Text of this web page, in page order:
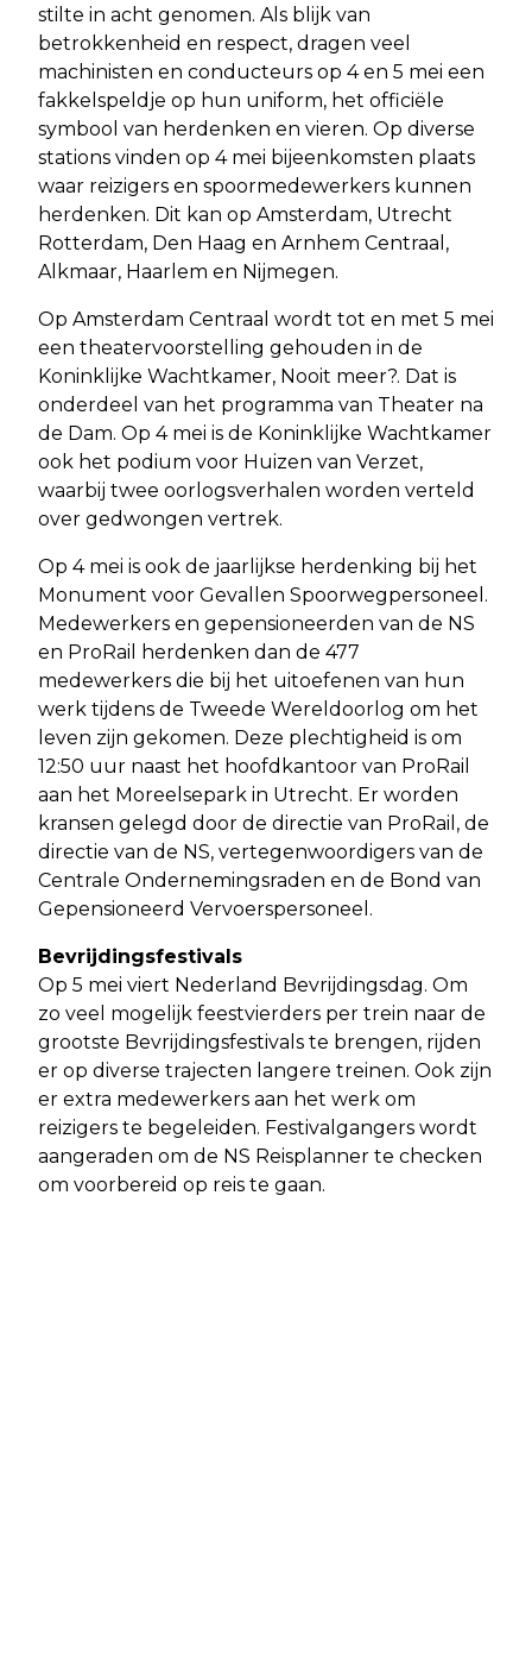
stilte in acht genomen. Als blijk van
betrokkenheid en respect, dragen veel
machinisten en conducteurs op 4 en 5 mei een
fakkelspeldje op hun uniform, het officiële
symbool van herdenken en vieren. Op diverse
stations vinden op 4 mei bijeenkomsten plaats
waar reizigers en spoormedewerkers kunnen
herdenken. Dit kan op Amsterdam, Utrecht
Rotterdam, Den Haag en Arnhem Centraal,
Alkmaar, Haarlem en Nijmegen.
Op Amsterdam Centraal wordt tot en met 5 mei
een theatervoorstelling gehouden in de
Koninklijke Wachtkamer, Nooit meer?. Dat is
onderdeel van het programma van Theater na
de Dam. Op 4 mei is de Koninklijke Wachtkamer
ook het podium voor Huizen van Verzet,
waarbij twee oorlogsverhalen worden verteld
over gedwongen vertrek.
Op 4 mei is ook de jaarlijkse herdenking bij het
Monument voor Gevallen Spoorwegpersoneel.
Medewerkers en gepensioneerden van de NS
en ProRail herdenken dan de 477
medewerkers die bij het uitoefenen van hun
werk tijdens de Tweede Wereldoorlog om het
leven zijn gekomen. Deze plechtigheid is om
12:50 uur naast het hoofdkantoor van ProRail
aan het Moreelsepark in Utrecht. Er worden
kransen gelegd door de directie van ProRail, de
directie van de NS, vertegenwoordigers van de
Centrale Ondernemingsraden en de Bond van
Gepensioneerd Vervoerspersoneel.
Bevrijdingsfestivals
Op 5 mei viert Nederland Bevrijdingsdag. Om
zo veel mogelijk feestvierders per trein naar de
grootste Bevrijdingsfestivals te brengen, rijden
er op diverse trajecten langere treinen. Ook zijn
er extra medewerkers aan het werk om
reizigers te begeleiden. Festivalgangers wordt
aangeraden om de NS Reisplanner te checken
om voorbereid op reis te gaan.